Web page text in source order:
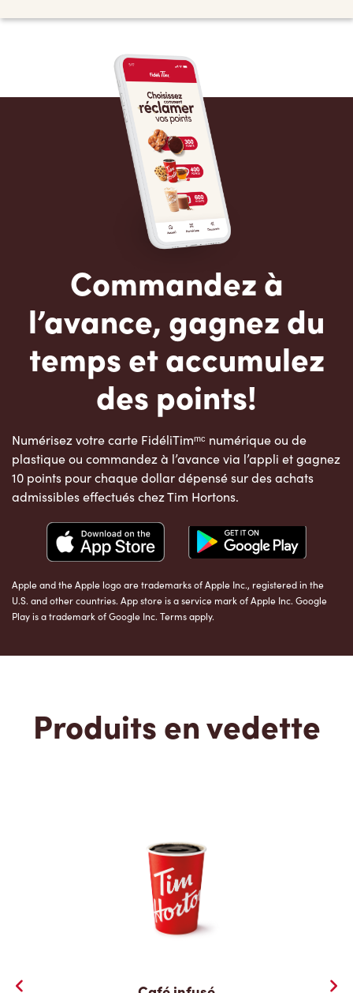
Commandez à
l’avance, gagnez du
temps et accumulez
des points!
Numérisez votre carte FidéliTimᵐᶜ numérique ou de
plastique ou commandez à l’avance via l’appli et gagnez
10 points pour chaque dollar dépensé sur des achats
admissibles effectués chez Tim Hortons.
Apple and the Apple logo are trademarks of Apple Inc., registered in the
U.S. and other countries. App store is a service mark of Apple Inc. Google
Play is a trademark of Google Inc. Terms apply.
Produits en vedette